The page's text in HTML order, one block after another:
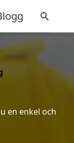
en enkel och